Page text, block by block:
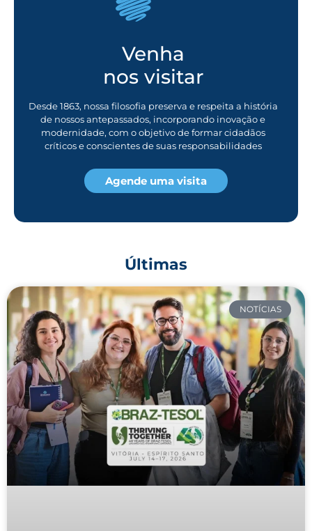
Venha
nos visitar
Desde 1863, nossa filosofia preserva e respeita a história
de nossos antepassados, incorporando inovação e
modernidade, com o objetivo de formar cidadãos
críticos e conscientes de suas responsabilidades
Agende uma visita
Últimas
NOTÍCIAS